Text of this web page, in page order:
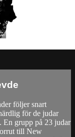
följer snart
för de judar
grupp på 23 judar
till New